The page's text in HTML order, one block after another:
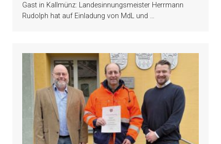
Gast in Kallmünz: Landesinnungsmeister Herrmann
Rudolph hat auf Einladung von MdL und …